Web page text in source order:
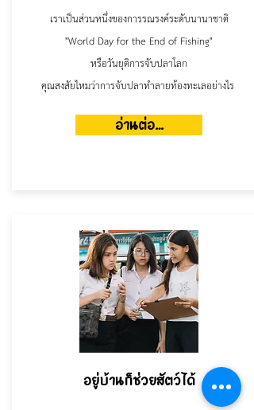
เราเป็นส่วนหนึ่งของการรณรงค์ระดับนานาชาติ
"World Day for the End of Fishing"
หรือวันยุติการจับปลาโลก
คุณสงสัยไหมว่าการจับปลาทำลายท้องทะเลอย่างไร
อ่านต่อ...
อยู่บ้านก็ช่วยสัตว์ได้